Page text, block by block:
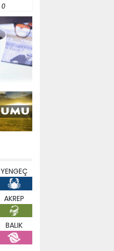
0
YENGEÇ
AKREP
BALIK